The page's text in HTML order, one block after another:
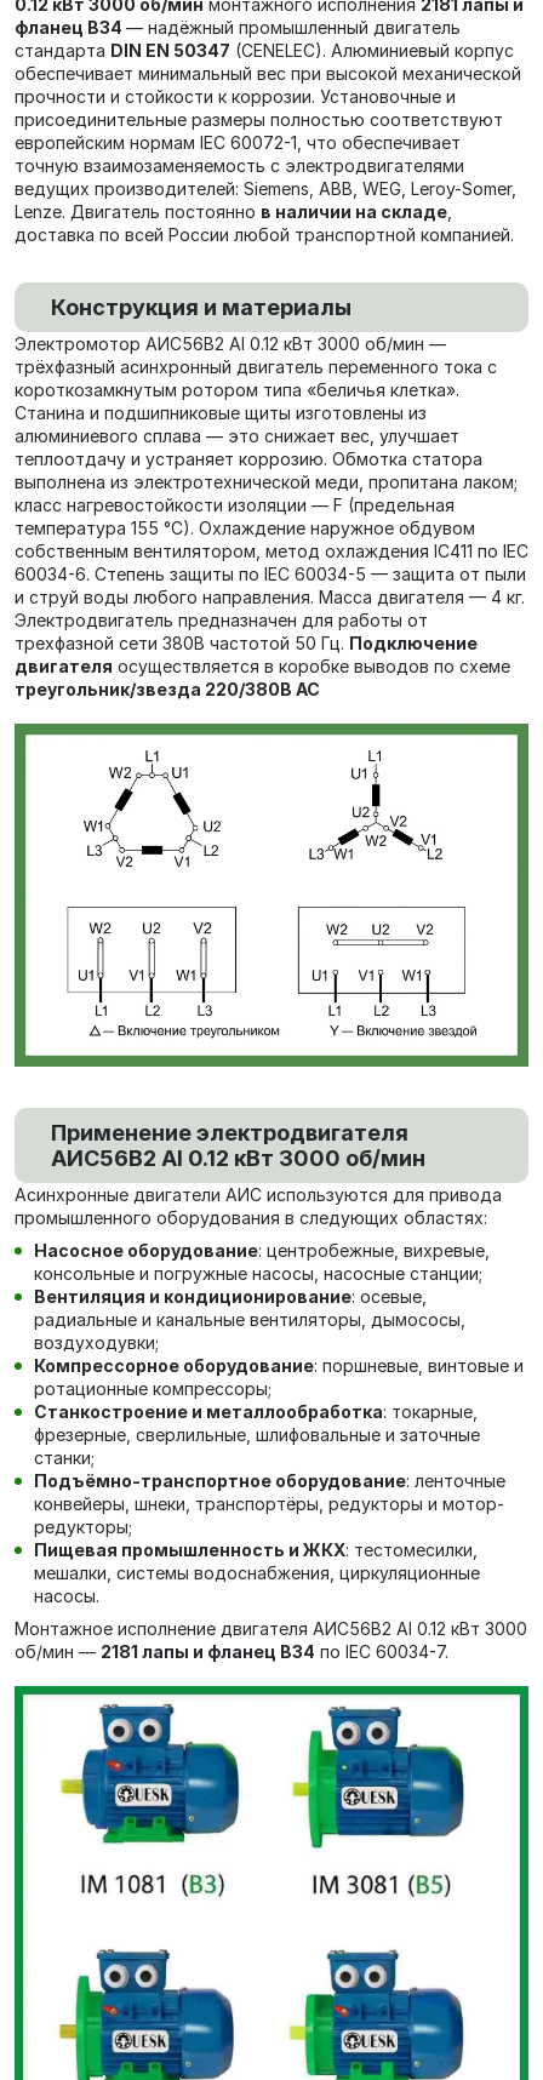
0.12 кВт 3000 об/мин монтажного исполнения 2181 лапы и
фланец В34 — надёжный промышленный двигатель
стандарта DIN EN 50347 (CENELEC). Алюминиевый корпус
обеспечивает минимальный вес при высокой механической
прочности и стойкости к коррозии. Установочные и
присоединительные размеры полностью соответствуют
европейским нормам IEC 60072-1, что обеспечивает
точную взаимозаменяемость с электродвигателями
ведущих производителей: Siemens, ABB, WEG, Leroy-Somer,
Lenze. Двигатель постоянно в наличии на складе
доставка по всей России любой транспортной компанией.
Конструкция и материалы
Электромотор АИС56В2 Al 0.12 кВт 3000 об/мин —
трёхфазный асинхронный двигатель переменного тока с
короткозамкнутым ротором типа «беличья клетка».
Станина и подшипниковые щиты изготовлены из
алюминиевого сплава — это снижает вес, улучшает
теплоотдачу и устраняет коррозию. Обмотка статора
выполнена из электротехнической меди, пропитана лаком;
класс нагревостойкости изоляции — F (предельная
температура 155 °C). Охлаждение наружное обдувом
собственным вентилятором, метод охлаждения IC411 по IEC
60034-6. Степень защиты по IEC 60034-5 — защита от пыли
и струй воды любого направления. Масса двигателя — 4 кг.
Электродвигатель предназначен для работы от
трехфазной сети 380В частотой 50 Гц. Подключение
двигателя осуществляется в коробке выводов по схеме
треугольник/звезда 220/380В AC
Применение электродвигателя
АИС56В2 Al 0.12 кВт 3000 об/мин
Асинхронные двигатели АИС используются для привода
промышленного оборудования в следующих областях:
Насосное оборудование: центробежные, вихревые,
консольные и погружные насосы, насосные станции;
Вентиляция и кондиционирование: осевые,
радиальные и канальные вентиляторы, дымососы,
воздуходувки;
Компрессорное оборудование: поршневые, винтовые и
ротационные компрессоры;
Станкостроение и металлообработка: токарные,
фрезерные, сверлильные, шлифовальные и заточные
станки;
Подъёмно-транспортное оборудование: ленточные
конвейеры, шнеки, транспортёры, редукторы и мотор-
редукторы;
Пищевая промышленность и ЖКХ: тестомесилки,
мешалки, системы водоснабжения, циркуляционные
насосы.
Монтажное исполнение двигателя АИС56В2 Al 0.12 кВт 3000
об/мин — 2181 лапы и фланец В34 по IEC 60034-7.